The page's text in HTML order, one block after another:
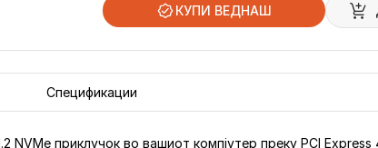
КУПИ ВЕДНАШ
Спецификации
приклучок во вашиот компјутер преку PCI